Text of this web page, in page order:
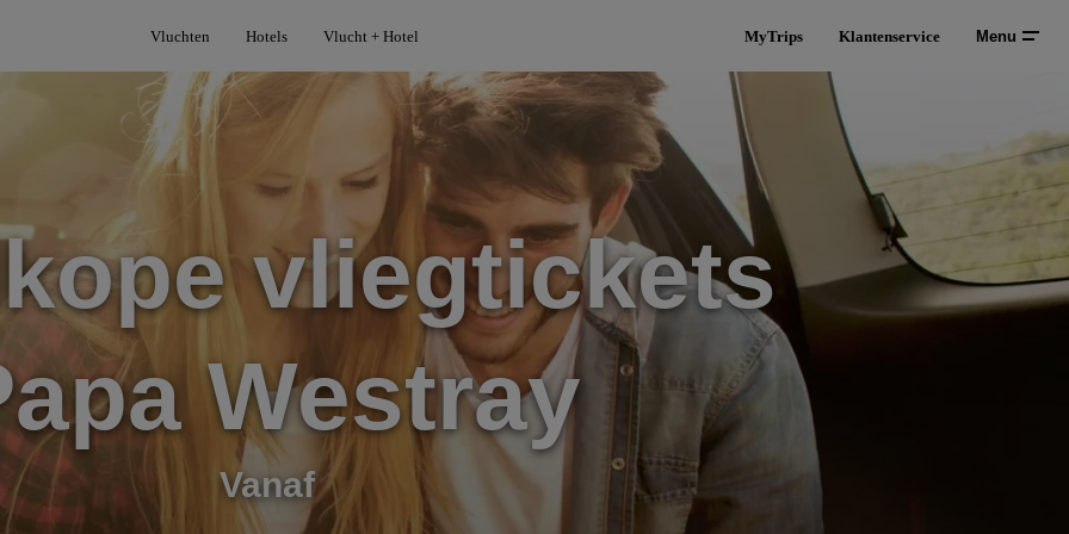
Vluchten Hotels Vlucht + Hotel MyTrips Klantenservice Menu
vliegtickets
Westray
Vanaf